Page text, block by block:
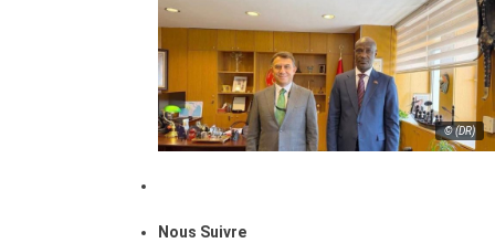
© (DR)
Nous Suivre